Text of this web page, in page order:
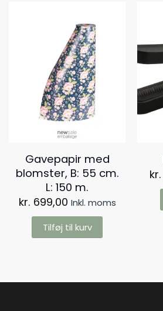
Gavepapir med
blomster, B: 55 cm.
L: 150 m.
kr. 699,00 Inkl. moms
Tilføj til kurv
kr.